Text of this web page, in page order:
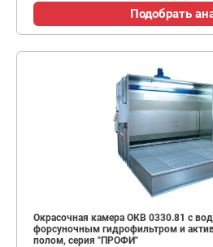
Подобрать
Окрасочная камера ОКВ 0330.81 с
форсуночным гидрофильтром и
полом, серия "ПРОФИ"